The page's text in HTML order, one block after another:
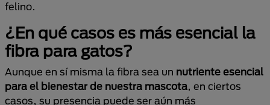
felino.
¿En qué casos es más esencial la
fibra para gatos?
Aunque en sí misma la fibra sea un nutriente esencial
para el bienestar de nuestra mascota, en ciertos
casos, su presencia puede ser aún más